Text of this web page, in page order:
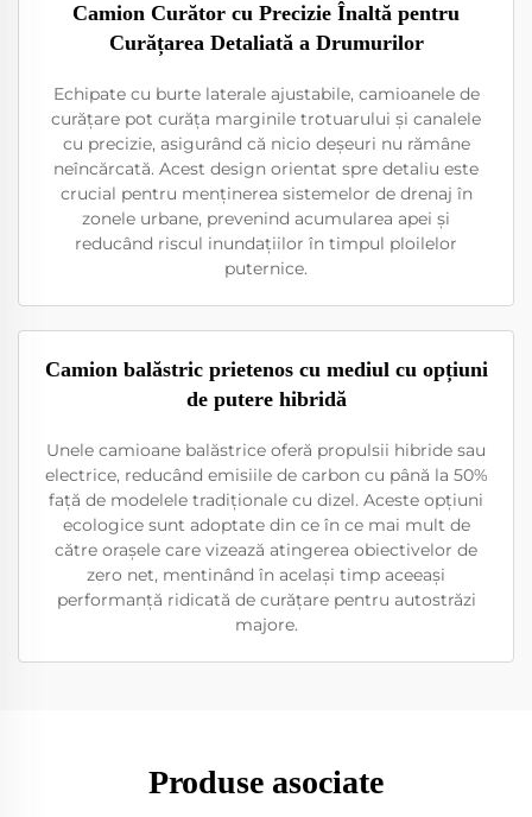
Camion Curător cu Precizie Înaltă pentru
Curățarea Detaliată a Drumurilor
Echipate cu burte laterale ajustabile, camioanele de
curățare pot curăța marginile trotuarului și canalele
cu precizie, asigurând că nicio deșeuri nu rămâne
neîncărcată. Acest design orientat spre detaliu este
crucial pentru menținerea sistemelor de drenaj în
zonele urbane, prevenind acumularea apei și
reducând riscul inundațiilor în timpul ploilelor
puternice.
Camion balăstric prietenos cu mediul cu opțiuni
de putere hibridă
Unele camioane balăstrice oferă propulsii hibride sau
electrice, reducând emisiile de carbon cu până la 50%
față de modelele tradiționale cu dizel. Aceste opțiuni
ecologice sunt adoptate din ce în ce mai mult de
către orașele care vizează atingerea obiectivelor de
zero net, mentinând în același timp aceeași
performanță ridicată de curățare pentru autostrăzi
majore.
Produse asociate